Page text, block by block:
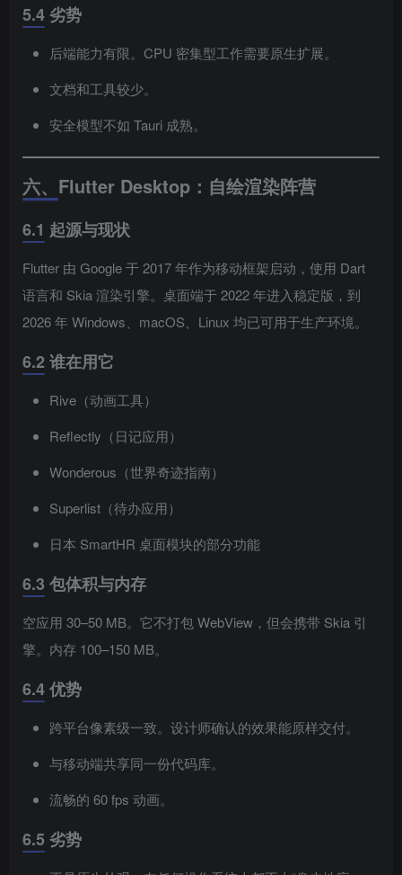
5.4 劣势
后端能力有限。CPU 密集型工作需要原生扩展。
文档和工具较少。
安全模型不如 Tauri 成熟。
六、Flutter Desktop：自绘渲染阵营
6.1 起源与现状
Flutter 由 Google 于 2017 年作为移动框架启动，使用 Dart
语言和 Skia 渲染引擎。桌面端于 2022 年进入稳定版，到
2026 年 Windows、macOS、Linux 均已可用于生产环境。
6.2 谁在用它
Rive（动画工具）
Reflectly（日记应用）
Wonderous（世界奇迹指南）
Superlist（待办应用）
日本 SmartHR 桌面模块的部分功能
6.3 包体积与内存
空应用 30–50 MB。它不打包 WebView，但会携带 Skia 引
擎。内存 100–150 MB。
6.4 优势
跨平台像素级一致。设计师确认的效果能原样交付。
与移动端共享同一份代码库。
流畅的 60 fps 动画。
6.5 劣势